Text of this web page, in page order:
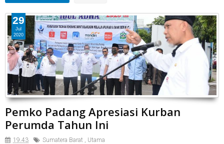
Pemko Padang Apresiasi Kurban
Perumda Tahun Ini
19.43 Sumatera Barat , Utama
29
Jul
2020